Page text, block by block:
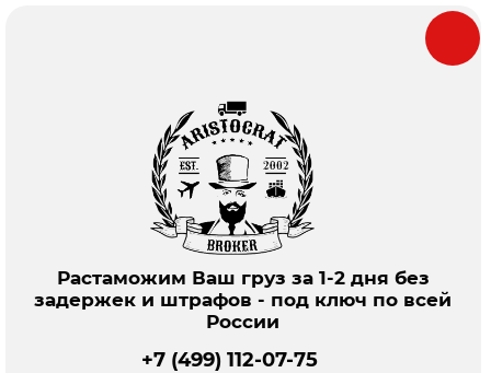
Растаможим Ваш груз за 1-2 дня без
задержек и штрафов - под ключ по всей
России
+7 (499) 112-07-75